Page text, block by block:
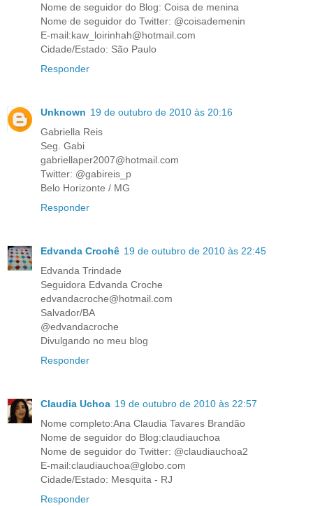
Nome de seguidor do Blog: Coisa de menina
Nome de seguidor do Twitter: @coisademenin
E-mail:kaw_loirinhah@hotmail.com
Cidade/Estado: São Paulo
Responder
Unknown 19 de outubro de 2010 às 20:16
Gabriella Reis
Seg. Gabi
gabriellaper2007@hotmail.com
Twitter: @gabireis_p
Belo Horizonte / MG
Responder
Edvanda Crochê 19 de outubro de 2010 às 22:45
Edvanda Trindade
Seguidora Edvanda Croche
edvandacroche@hotmail.com
Salvador/BA
@edvandacroche
Divulgando no meu blog
Responder
Claudia Uchoa 19 de outubro de 2010 às 22:57
Nome completo:Ana Claudia Tavares Brandão
Nome de seguidor do Blog:claudiauchoa
Nome de seguidor do Twitter: @claudiauchoa2
E-mail:claudiauchoa@globo.com
Cidade/Estado: Mesquita - RJ
Responder